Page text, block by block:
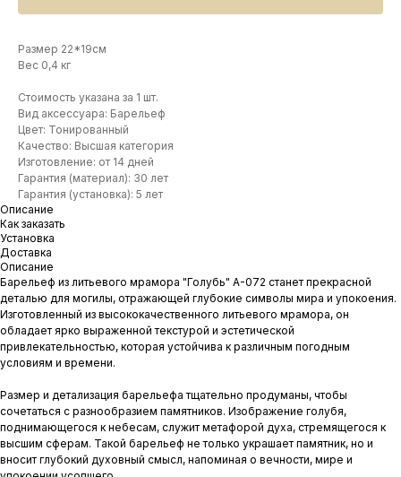
Размер 22*19см
Вес 0,4 кг
Стоимость указана за 1 шт.
Вид аксессуара: Барельеф
Цвет: Тонированный
Качество: Высшая категория
Изготовление: от 14 дней
Гарантия (материал): 30 лет
Гарантия (установка): 5 лет
Описание
Как заказать
Установка
Доставка
Описание
Барельеф из литьевого мрамора "Голубь" A-072 станет прекрасной
деталью для могилы, отражающей глубокие символы мира и упокоения.
Изготовленный из высококачественного литьевого мрамора, он
обладает ярко выраженной текстурой и эстетической
привлекательностью, которая устойчива к различным погодным
условиям и времени.
Размер и детализация барельефа тщательно продуманы, чтобы
сочетаться с разнообразием памятников. Изображение голубя,
поднимающегося к небесам, служит метафорой духа, стремящегося к
высшим сферам. Такой барельеф не только украшает памятник, но и
вносит глубокий духовный смысл, напоминая о вечности, мире и